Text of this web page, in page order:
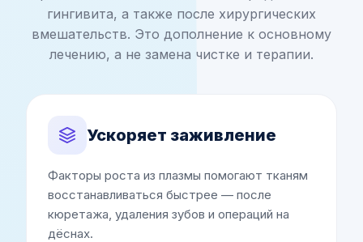
гингивита, а также после хирургических
вмешательств. Это дополнение к основному
лечению, а не замена чистке и терапии.
Ускоряет заживление
Факторы роста из плазмы помогают тканям
восстанавливаться быстрее — после
кюретажа, удаления зубов и операций на
дёснах.